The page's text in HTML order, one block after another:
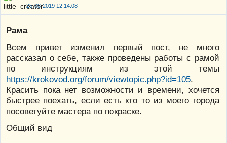
25-08-2019 12:14:08
Рама
Всем привет изменил первый пост, не много
рассказал о себе, также проведены работы с рамой
по инструкциям из этой темы
https://krokovod.org/forum/viewtopic.php?id=105.
Красить пока нет возможности и времени, хочется
быстрее поехать, если есть кто то из моего города
посоветуйте мастера по покраске.
Общий вид